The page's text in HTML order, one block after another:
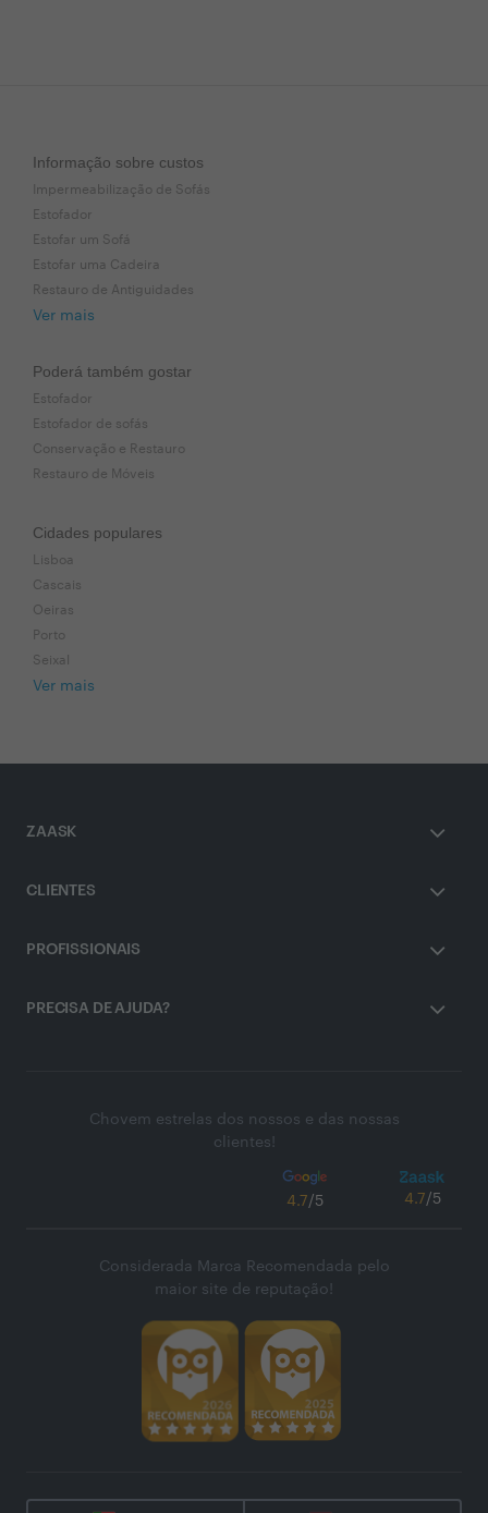
Informação sobre custos
Impermeabilização de Sofás
Estofador
Estofar um Sofá
Estofar uma Cadeira
Restauro de Antiguidades
Ver mais
Poderá também gostar
Estofador
Estofador de sofás
Conservação e Restauro
Restauro de Móveis
Cidades populares
Lisboa
Cascais
Oeiras
Porto
Seixal
Ver mais
ZAASK
CLIENTES
PROFISSIONAIS
PRECISA DE AJUDA?
Chovem estrelas dos nossos e das nossas
clientes!
4.7/5 4.7/5
Considerada Marca Recomendada pelo
maior site de reputação!